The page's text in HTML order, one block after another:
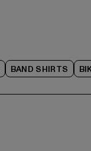
BAND SHIRTS